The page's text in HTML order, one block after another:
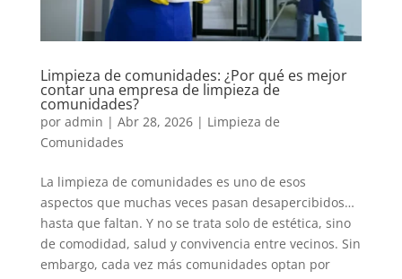
Limpieza de comunidades: ¿Por qué es mejor
contar una empresa de limpieza de
comunidades?
por admin | Abr 28, 2026| Limpieza de
Comunidades
La limpieza de comunidades es uno de esos
aspectos que muchas veces pasan desapercibidos…
hasta que faltan. Y no se trata solo de estética, sino
de comodidad, salud y convivencia entre vecinos. Sin
embargo, cada vez más comunidades optan por